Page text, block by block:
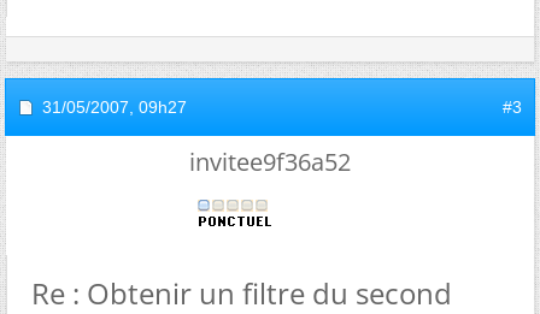
31/05/2007, 09h27 #3
invitee9f36a52
Re : Obtenir un filtre du second